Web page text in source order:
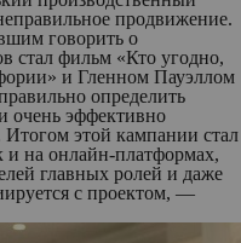
продвижение.
говорить о
стал фильм «Кто угодно,
и Гленном Пауэллом
определить
очень эффективно
Итогом этой кампании стал
и на онлайн-платформах,
главных ролей и даже
с проектом, —